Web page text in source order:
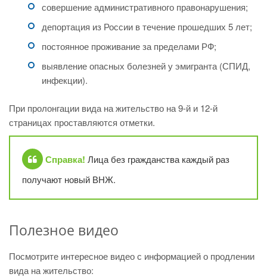
совершение административного правонарушения;
депортация из России в течение прошедших 5 лет;
постоянное проживание за пределами РФ;
выявление опасных болезней у эмигранта (СПИД,
инфекции).
При пролонгации вида на жительство на 9-й и 12-й
страницах проставляются отметки.
Справка! Лица без гражданства каждый раз
получают новый ВНЖ.
Полезное видео
Посмотрите интересное видео с информацией о продлении
вида на жительство: